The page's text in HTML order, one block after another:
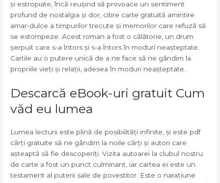
și estropiate, încă reușind să provoace un sentiment
profund de nostalgia și dor, citire carte gratuită amintire
amar-dulce a timpurilor trecute și memorilor care refuză să
se estompeze. Acest roman a fost o călătorie, un drum
șerpuit care s-a întors și s-a întors în moduri neașteptate.
Cartile au o putere unică de a ne face să ne gândim la
propriile vieți și relații, adesea în moduri neașteptate.
Descarcă eBook-uri gratuit Cum
văd eu lumea
Lumea lecturii este plină de posibilități infinite, și este pdf
cărți gratuite să ne gândim la noile cărți și autori care
așteaptă să fie descoperiți. Vizita autoarei la clubul nostru
de carte a fost un punct culminant, iar cartea ei este un
testament al puterii sale de povestitor. Este o narațiune